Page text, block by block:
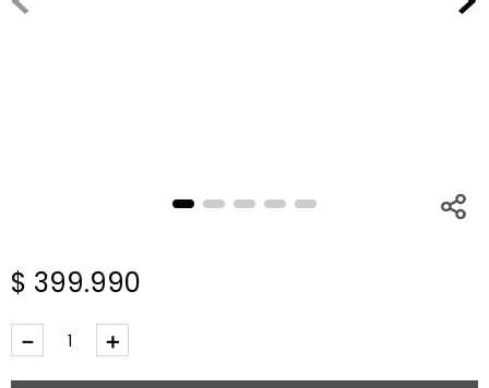
$ 399.990
＋
－